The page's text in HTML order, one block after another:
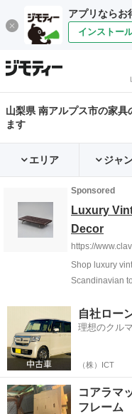
アプリならお
インストー
山梨県 南アルプス市の家具
ます
エリア ジャ
自社ロー
理想のクル
（株）ICT
コアラマ
フレー